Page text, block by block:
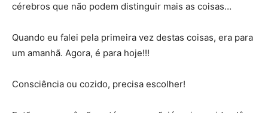
cérebros que não podem distinguir mais as coisas…
Quando eu falei pela primeira vez destas coisas, era para
um amanhã. Agora, é para hoje!!!
Consciência ou cozido, precisa escolher!